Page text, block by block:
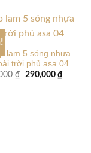
lam 5 sóng nhựa
trời phủ asa 04
₫
Giá
290,000 ₫Giá
hiện